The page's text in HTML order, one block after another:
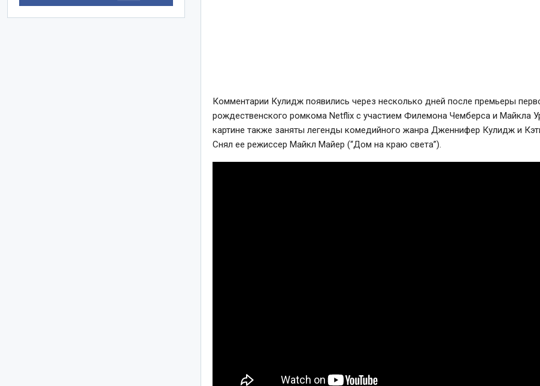
Комментарии Кулидж появились через несколько дней после премьеры
рождественского ромкома Netflix с участием Филемона Чемберса и Майкла
картине также заняты легенды комедийного жанра Дженнифер Кулидж и
Снял ее режиссер Майкл Майер (“Дом на краю света”).